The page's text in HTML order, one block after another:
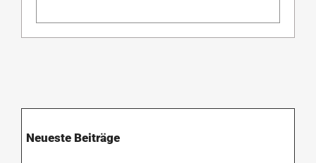
Neueste Beiträge